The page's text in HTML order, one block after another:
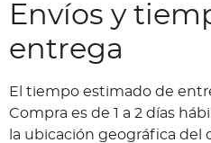
Envíos y
entrega
El tiempo estimado de
Compra es de 1 a 2 días
la ubicación geográfica del